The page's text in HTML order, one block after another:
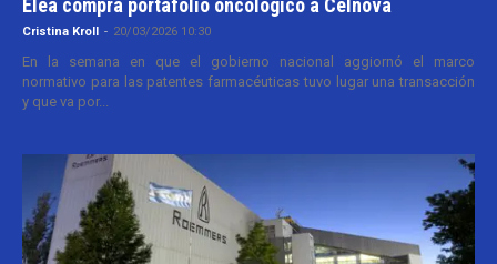
Elea compra portafolio oncológico a Celnova
Cristina Kroll - 20/03/2026 10:30
En la semana en que el gobierno nacional aggiornó el marco
normativo para las patentes farmacéuticas tuvo lugar una transacción
y que va por...